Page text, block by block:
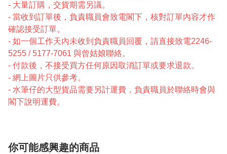
- 大量訂購，交貨期需另議。
- 當收到訂單後，負責職員會致電閣下，核對訂單內容才作
確認接受訂單。
- 如一個工作天內未收到負責職員回覆，請直接致電2246-
5255 / 5177-7061 與曾姑娘聯絡。
- 付款後，不接受買方任何原因取消訂單或要求退款。
- 網上圖片只供參考。
- 水筆仔的大型貨品需要另計運費，負責職員於聯絡時會與
閣下說明運費。
你可能感興趣的商品